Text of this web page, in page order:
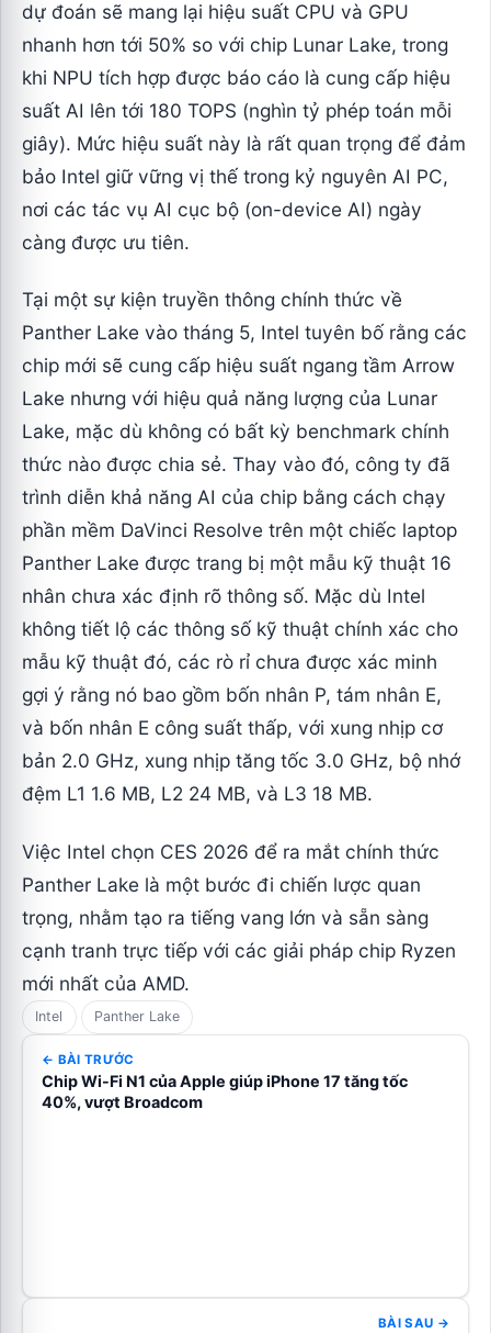
dự đoán sẽ mang lại hiệu suất CPU và GPU
nhanh hơn tới 50% so với chip Lunar Lake, trong
khi NPU tích hợp được báo cáo là cung cấp hiệu
suất AI lên tới 180 TOPS (nghìn tỷ phép toán mỗi
giây). Mức hiệu suất này là rất quan trọng để đảm
bảo Intel giữ vững vị thế trong kỷ nguyên AI PC,
nơi các tác vụ AI cục bộ (on-device AI) ngày
càng được ưu tiên.
Tại một sự kiện truyền thông chính thức về
Panther Lake vào tháng 5, Intel tuyên bố rằng các
chip mới sẽ cung cấp hiệu suất ngang tầm Arrow
Lake nhưng với hiệu quả năng lượng của Lunar
Lake, mặc dù không có bất kỳ benchmark chính
thức nào được chia sẻ. Thay vào đó, công ty đã
trình diễn khả năng AI của chip bằng cách chạy
phần mềm DaVinci Resolve trên một chiếc laptop
Panther Lake được trang bị một mẫu kỹ thuật 16
nhân chưa xác định rõ thông số. Mặc dù Intel
không tiết lộ các thông số kỹ thuật chính xác cho
mẫu kỹ thuật đó, các rò rỉ chưa được xác minh
gợi ý rằng nó bao gồm bốn nhân P, tám nhân E,
và bốn nhân E công suất thấp, với xung nhịp cơ
bản 2.0 GHz, xung nhịp tăng tốc 3.0 GHz, bộ nhớ
đệm L1 1.6 MB, L2 24 MB, và L3 18 MB.
Việc Intel chọn CES 2026 để ra mắt chính thức
Panther Lake là một bước đi chiến lược quan
trọng, nhằm tạo ra tiếng vang lớn và sẵn sàng
cạnh tranh trực tiếp với các giải pháp chip Ryzen
mới nhất của AMD.
Intel Panther Lake
← BÀI TRƯỚC
Chip Wi-Fi N1 của Apple giúp iPhone 17 tăng tốc
40%, vượt Broadcom
BÀI SAU →